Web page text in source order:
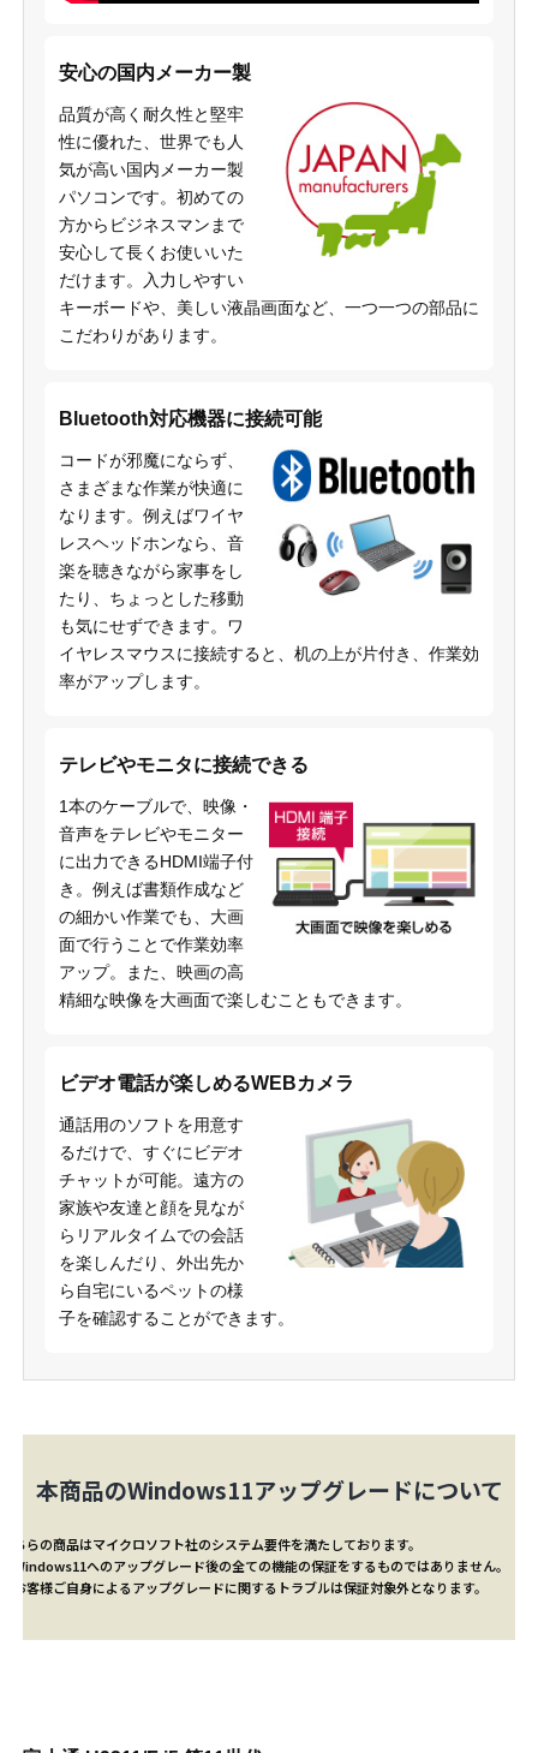
安心の国内メーカー製
品質が高く耐久性と堅牢
性に優れた、世界でも人
気が高い国内メーカー製
パソコンです。初めての
方からビジネスマンまで
安心して長くお使いいた
だけます。入力しやすい
キーボードや、美しい液晶画面など、一つ一つの部品に
こだわりがあります。
Bluetooth対応機器に接続可能
コードが邪魔にならず、
さまざまな作業が快適に
なります。例えばワイヤ
レスヘッドホンなら、音
楽を聴きながら家事をし
たり、ちょっとした移動
も気にせずできます。ワ
イヤレスマウスに接続すると、机の上が片付き、作業効
率がアップします。
テレビやモニタに接続できる
1本のケーブルで、映像・
音声をテレビやモニター
に出力できるHDMI端子付
き。例えば書類作成など
の細かい作業でも、大画
面で行うことで作業効率
アップ。また、映画の高
精細な映像を大画面で楽しむこともできます。
ビデオ電話が楽しめるWEBカメラ
通話用のソフトを用意す
るだけで、すぐにビデオ
チャットが可能。遠方の
家族や友達と顔を見なが
らリアルタイムでの会話
を楽しんだり、外出先か
ら自宅にいるペットの様
子を確認することができます。
本商品のWindows11アップグレードについて
こちらの商品はマイクロソフト社のシステム要件を満たしております。
※Windows11へのアップグレード後の全ての機能の保証をするものではありません。
※お客様ご自身によるアップグレードに関するトラブルは保証対象外となります。